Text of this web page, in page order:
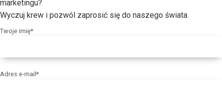
marketingu?
Wyczuj krew i pozwól zaprosić się do naszego świata.
Twoje imię*
Adres e-mail*